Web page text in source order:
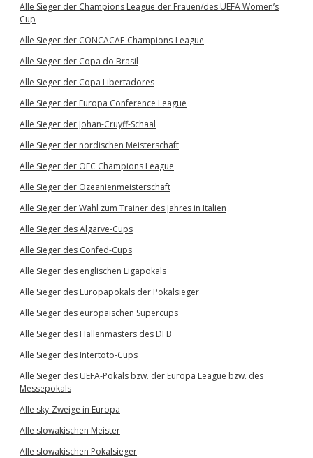
Alle Sieger der Champions League der Frauen/des UEFA Women’s
Cup
Alle Sieger der CONCACAF-Champions-League
Alle Sieger der Copa do Brasil
Alle Sieger der Copa Libertadores
Alle Sieger der Europa Conference League
Alle Sieger der Johan-Cruyff-Schaal
Alle Sieger der nordischen Meisterschaft
Alle Sieger der OFC Champions League
Alle Sieger der Ozeanienmeisterschaft
Alle Sieger der Wahl zum Trainer des Jahres in Italien
Alle Sieger des Algarve-Cups
Alle Sieger des Confed-Cups
Alle Sieger des englischen Ligapokals
Alle Sieger des Europapokals der Pokalsieger
Alle Sieger des europäischen Supercups
Alle Sieger des Hallenmasters des DFB
Alle Sieger des Intertoto-Cups
Alle Sieger des UEFA-Pokals bzw. der Europa League bzw. des
Messepokals
Alle sky-Zweige in Europa
Alle slowakischen Meister
Alle slowakischen Pokalsieger